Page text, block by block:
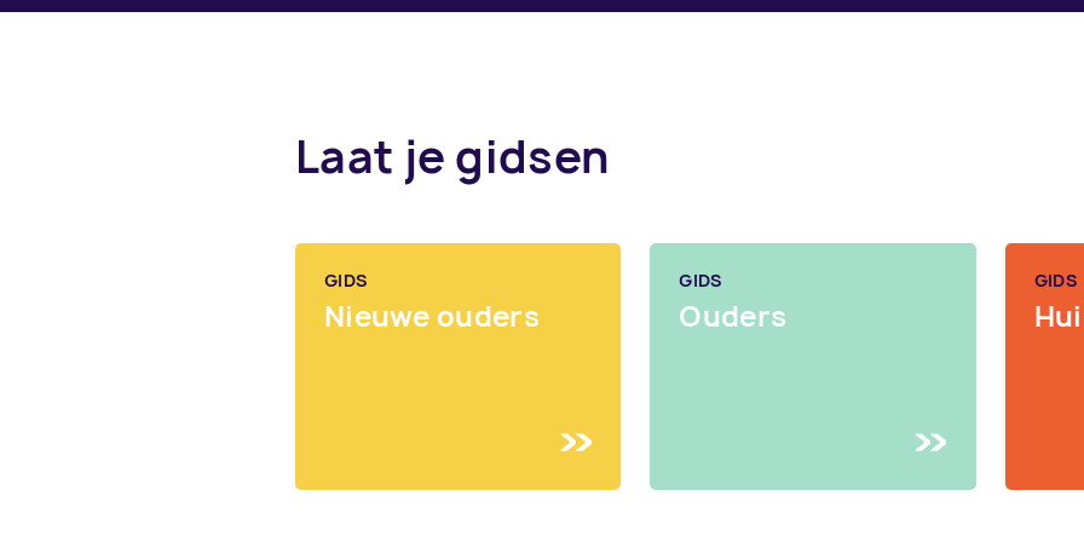
Laat je gidsen
GIDS
Nieuwe ouders
GIDS
Ouders
GIDS